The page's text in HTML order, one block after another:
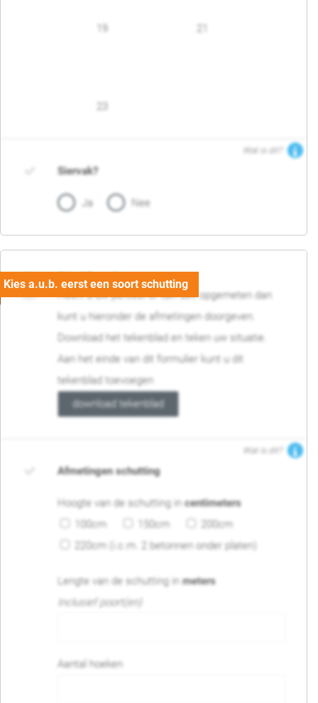
19
Wat is dit?
Siervak?
Ja Nee
04. Afmetingen
Heeft u uw perceel of tuin zelf opgemeten dan
kunt u hieronder de afmetingen doorgeven.
Download het tekenblad en teken uw situatie.
Aan het einde van dit formulier kunt u dit
tekenblad toevoegen
download tekenblad
Wat is dit?
Afmetingen schutting
Hoogte van de schutting incentimeters
100cm
150cm
200cm
220cm (i.c.m. 2 betonnen onder platen)
Lengte van de schutting inmeters
Inclusief poort(en)
Aantal hoeken